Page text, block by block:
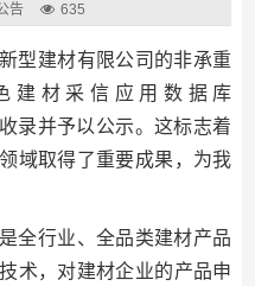
告 635
型建材有限公司的非承重
建材采信应用数据库
录并予以公示。这标志着
域取得了重要成果，为我
全行业、全品类建材产品
术，对建材企业的产品申